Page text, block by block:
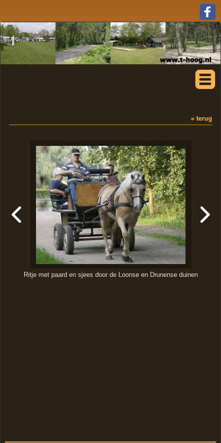
« terug
Ritje met paard en sjees door de Loonse en Drunense duinen